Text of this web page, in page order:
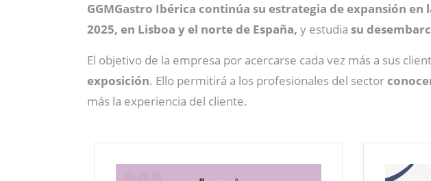
GGMGastro Ibérica continúa su estrategia de expansión en
2025, en Lisboa y el norte de España, y estudia su
El objetivo de la empresa por acercarse cada vez más a sus
exposición. Ello permitirá a los profesionales del sector
más la experiencia del cliente.